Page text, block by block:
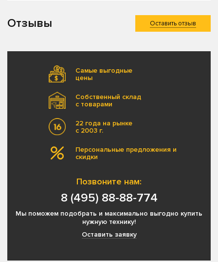
Отзывы Оставить отзыв
Самые выгодные
цены
Собственный склад
с товарами
22 года на рынке
с 2003 г.
Персональные предложения и
скидки
Позвоните нам:
8 (495) 88-88-774
Мы поможем подобрать и максимально выгодно купить
нужную технику!
Оставить заявку